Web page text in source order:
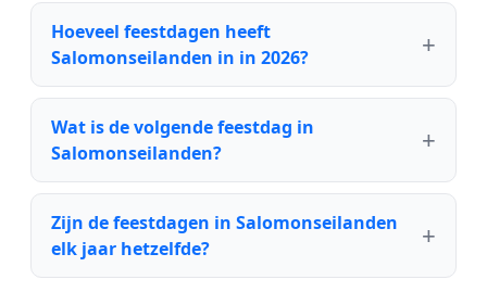
Hoeveel feestdagen heeft
Salomonseilanden in in 2026?
Wat is de volgende feestdag in
Salomonseilanden?
Zijn de feestdagen in Salomonseilanden
elk jaar hetzelfde?